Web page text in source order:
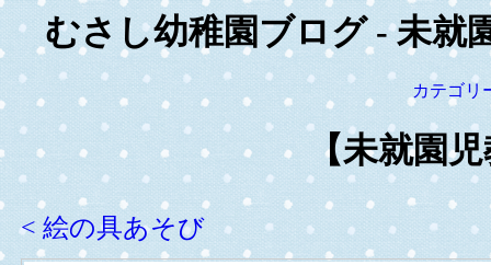
むさし幼稚園ブログ - 未就
カテゴリ
【未就園
< 絵の具あそび